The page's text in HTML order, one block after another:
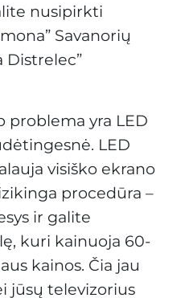
nusipirkti
Savanorių
Distrelec”
problema yra LED
LED
visiško ekrano
procedūra –
ir galite
kuri kainuoja 60-
kainos. Čia jau
jūsų televizorius